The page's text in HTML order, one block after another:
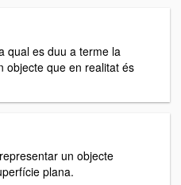
qual es duu a terme la
objecte que en realitat és
un objecte
plana.